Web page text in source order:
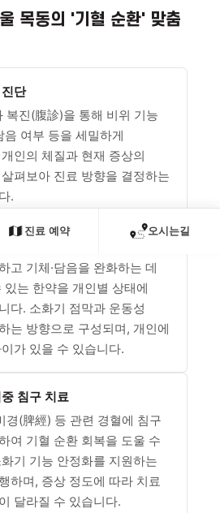
진료 예약 오시는길
목동의 '기혈 순환' 맞춤
단
복진(腹診)을 통해 비위 기능
음 여부 등을 세밀하게
인의 체질과 현재 증상의
펴보아 진료 방향을 결정하는
.
고 기체·담음을 완화하는 데
있는 한약을 개인별 상태에
다. 소화기 점막과 운동성
는 방향으로 구성되며, 개인에
가 있을 수 있습니다.
침구 치료
경(脾經) 등 관련 경혈에 침구
여 기혈 순환 회복을 도울 수
기 기능 안정화를 지원하는
하며, 증상 정도에 따라 치료
달라질 수 있습니다.